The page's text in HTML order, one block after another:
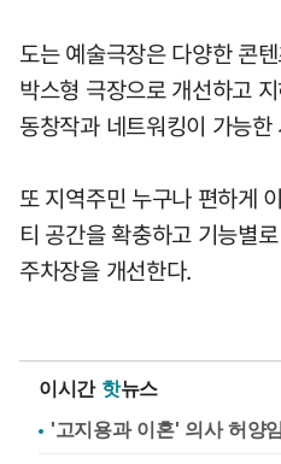
도는 예술극장은 다양한 콘
박스형 극장으로 개선하고
동창작과 네트워킹이 가능한
또 지역주민 누구나 편하게
티 공간을 확충하고 기능별
주차장을 개선한다.
이시간 핫뉴스
'고지용과 이혼' 의사 허양